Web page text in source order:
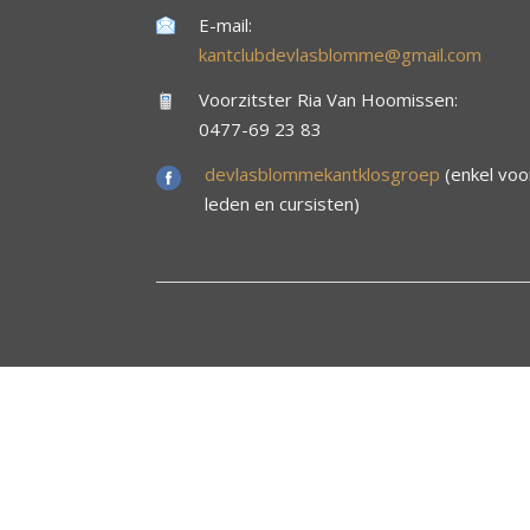
E-mail:
kantclubdevlasblomme@gmail.com
Voorzitster Ria Van Hoomissen:
0477-69 23 83
devlasblommekantklosgroep (enkel
leden en cursisten)